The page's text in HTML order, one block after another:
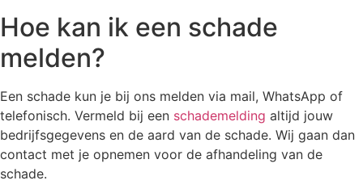
Hoe kan ik een schade
melden?
Een schade kun je bij ons melden via mail, WhatsApp of
telefonisch. Vermeld bij een schademelding altijd jouw
bedrijfsgegevens en de aard van de schade. Wij gaan dan
contact met je opnemen voor de afhandeling van de
schade.